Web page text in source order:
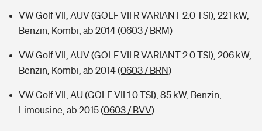
VW Golf VII, AUV (GOLF VII R VARIANT 2.0 TSI), 221 kW,
Benzin, Kombi, ab 2014(0603 / BRM)
VW Golf VII, AUV (GOLF VII R VARIANT 2.0 TSI), 206 kW,
Benzin, Kombi, ab 2014(0603 / BRN)
VW Golf VII, AU (GOLF VII 1.0 TSI), 85 kW, Benzin,
Limousine, ab 2015(0603 / BVV)